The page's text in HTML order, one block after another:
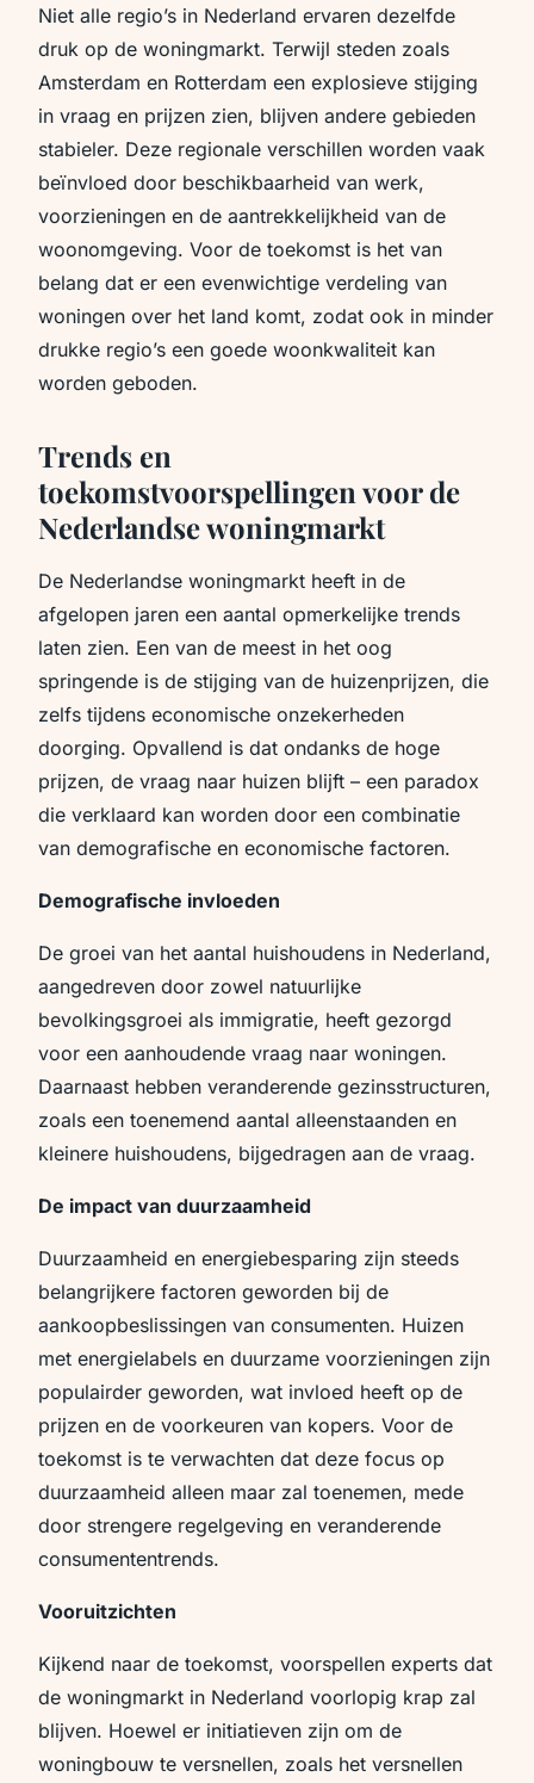
Niet alle regio’s in Nederland ervaren dezelfde
druk op de woningmarkt. Terwijl steden zoals
Amsterdam en Rotterdam een explosieve stijging
in vraag en prijzen zien, blijven andere gebieden
stabieler. Deze regionale verschillen worden vaak
beïnvloed door beschikbaarheid van werk,
voorzieningen en de aantrekkelijkheid van de
woonomgeving. Voor de toekomst is het van
belang dat er een evenwichtige verdeling van
woningen over het land komt, zodat ook in minder
drukke regio’s een goede woonkwaliteit kan
worden geboden.
Trends en
toekomstvoorspellingen voor de
Nederlandse woningmarkt
De Nederlandse woningmarkt heeft in de
afgelopen jaren een aantal opmerkelijke trends
laten zien. Een van de meest in het oog
springende is de stijging van de huizenprijzen, die
zelfs tijdens economische onzekerheden
doorging. Opvallend is dat ondanks de hoge
prijzen, de vraag naar huizen blijft – een paradox
die verklaard kan worden door een combinatie
van demografische en economische factoren.
Demografische invloeden
De groei van het aantal huishoudens in Nederland,
aangedreven door zowel natuurlijke
bevolkingsgroei als immigratie, heeft gezorgd
voor een aanhoudende vraag naar woningen.
Daarnaast hebben veranderende gezinsstructuren,
zoals een toenemend aantal alleenstaanden en
kleinere huishoudens, bijgedragen aan de vraag.
De impact van duurzaamheid
Duurzaamheid en energiebesparing zijn steeds
belangrijkere factoren geworden bij de
aankoopbeslissingen van consumenten. Huizen
met energielabels en duurzame voorzieningen zijn
populairder geworden, wat invloed heeft op de
prijzen en de voorkeuren van kopers. Voor de
toekomst is te verwachten dat deze focus op
duurzaamheid alleen maar zal toenemen, mede
door strengere regelgeving en veranderende
consumententrends.
Vooruitzichten
Kijkend naar de toekomst, voorspellen experts dat
de woningmarkt in Nederland voorlopig krap zal
blijven. Hoewel er initiatieven zijn om de
woningbouw te versnellen, zoals het versnellen